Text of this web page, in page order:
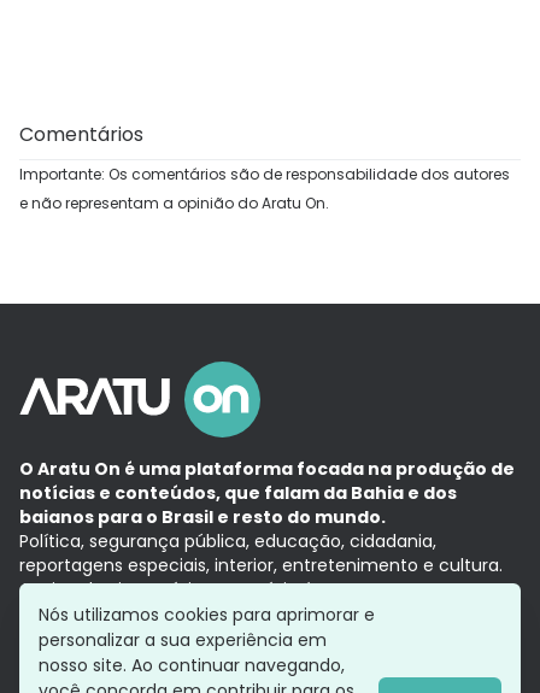
Comentários
Importante: Os comentários são de responsabilidade dos autores
e não representam a opinião do Aratu On.
O Aratu On é uma plataforma focada na produção de
notícias e conteúdos, que falam da Bahia e dos
baianos para o Brasil e resto do mundo.
Política, segurança pública, educação, cidadania,
reportagens especiais, interior, entretenimento e cultura.
Aqui, tudo vira notícia e a notícia é no tempo presente,
com a credibilidade do Grupo Aratu.
Grupo Aratu
Política de privacidade
Nós utilizamos cookies para aprimorar e
personalizar a sua experiência em
nosso site. Ao continuar navegando,